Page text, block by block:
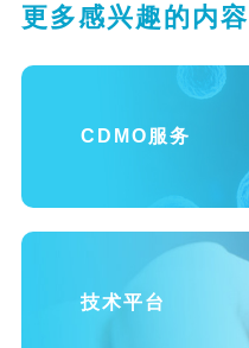
更多感兴趣的内容
CDMO服务
技术平台